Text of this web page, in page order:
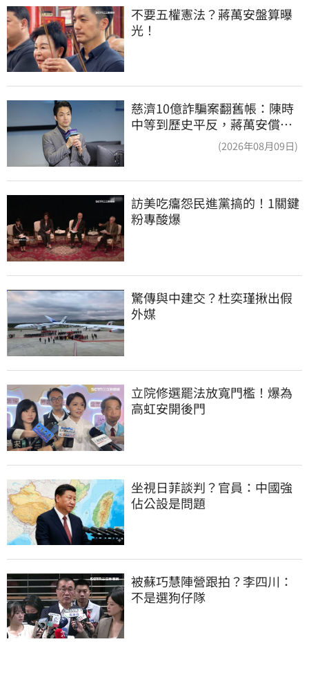
不要五權憲法？蔣萬安盤算曝
光！
慈濟10億詐騙案翻舊帳：陳時
中等到歷史平反，蔣萬安償還
(2026年08月09日)
訪美吃癟怨民進黨搞的！1關鍵
粉專酸爆
驚傳與中建交？杜奕瑾揪出假
外媒
立院修選罷法放寬門檻！爆為
高虹安開後門
坐視日菲談判？官員：中國強
佔公設是問題
被蘇巧慧陣營跟拍？李四川：
不是選狗仔隊